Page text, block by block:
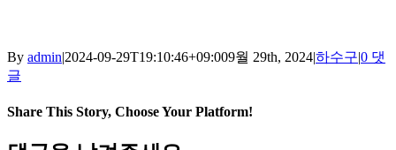
By admin|2024-09-29T19:10:46+09:009월 29th, 2024|하수구|0 댓
글
Share This Story, Choose Your Platform!
Facebook
X
Reddit
LinkedIn
Tumblr
Pinterest
Vk
이